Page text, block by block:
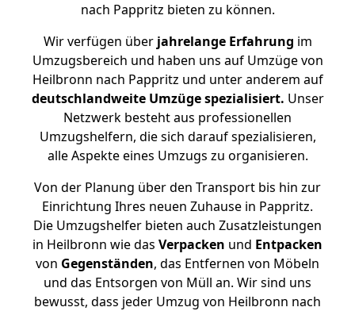
nach Pappritz bieten zu können.
Wir verfügen überjahrelange Erfahrung im
Umzugsbereich und haben uns auf Umzüge von
Heilbronn nach Pappritz und unter anderem auf
deutschlandweite Umzüge spezialisiert. Unser
Netzwerk besteht aus professionellen
Umzugshelfern, die sich darauf spezialisieren,
alle Aspekte eines Umzugs zu organisieren.
Von der Planung über den Transport bis hin zur
Einrichtung Ihres neuen Zuhause in Pappritz.
Die Umzugshelfer bieten auch Zusatzleistungen
in Heilbronn wie das Verpacken und Entpacken
von Gegenständen, das Entfernen von Möbeln
und das Entsorgen von Müll an. Wir sind uns
bewusst, dass jeder Umzug von Heilbronn nach